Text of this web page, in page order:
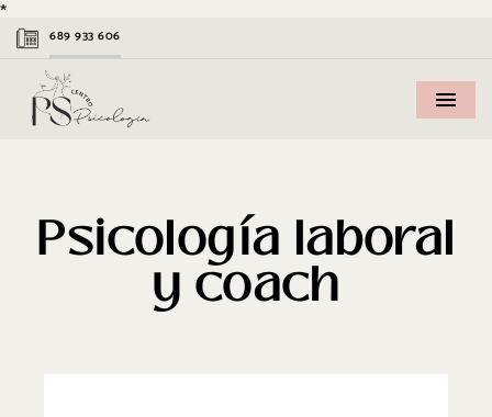
*
689 933 606
Psicología laboral
y coach